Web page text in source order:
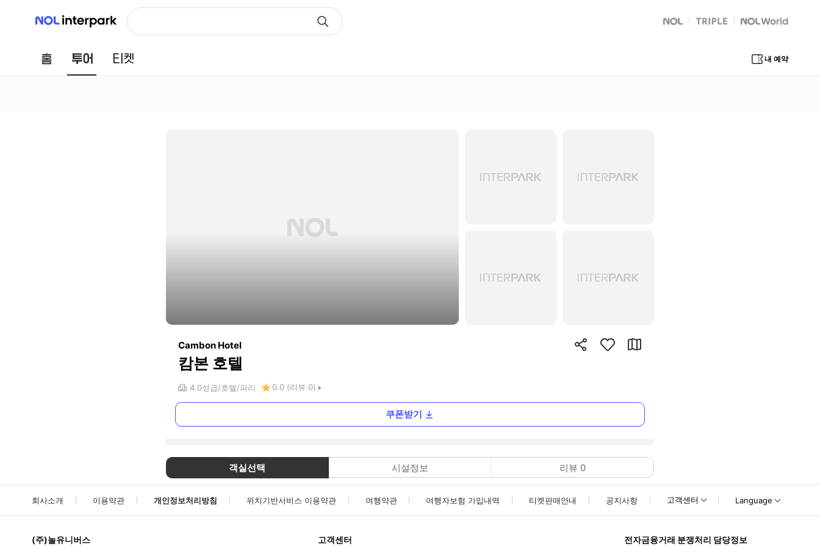
NOL 인터파크
NOL
트리플 Global Interpark
홈 투어 내 예약
Cambon Hotel
캄본 호텔
4.0성급 호텔 파리 0.0 (리뷰 0)
쿠폰받기
객실선택 시설정보 리뷰 0
회사소개 이용약관 개인정보처리방침 위치기반서비스 이용약관 여행약관 여행자보험 가입내역 티켓판매안내 공지사항 고객센터 Language
(주)놀유니버스 고객센터 전자금융거래 분쟁처리 담당정보